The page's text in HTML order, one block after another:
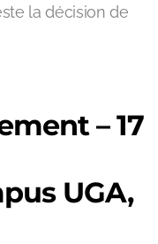
la décision de
– 17
UGA,